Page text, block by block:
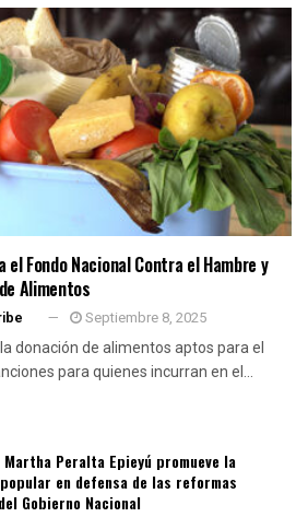
el Fondo Nacional Contra el Hambre y
Alimentos
Septiembre 8, 2025
donación de alimentos aptos para el
para quienes incurran en el...
Martha Peralta Epieyú promueve la
en defensa de las reformas
Gobierno Nacional